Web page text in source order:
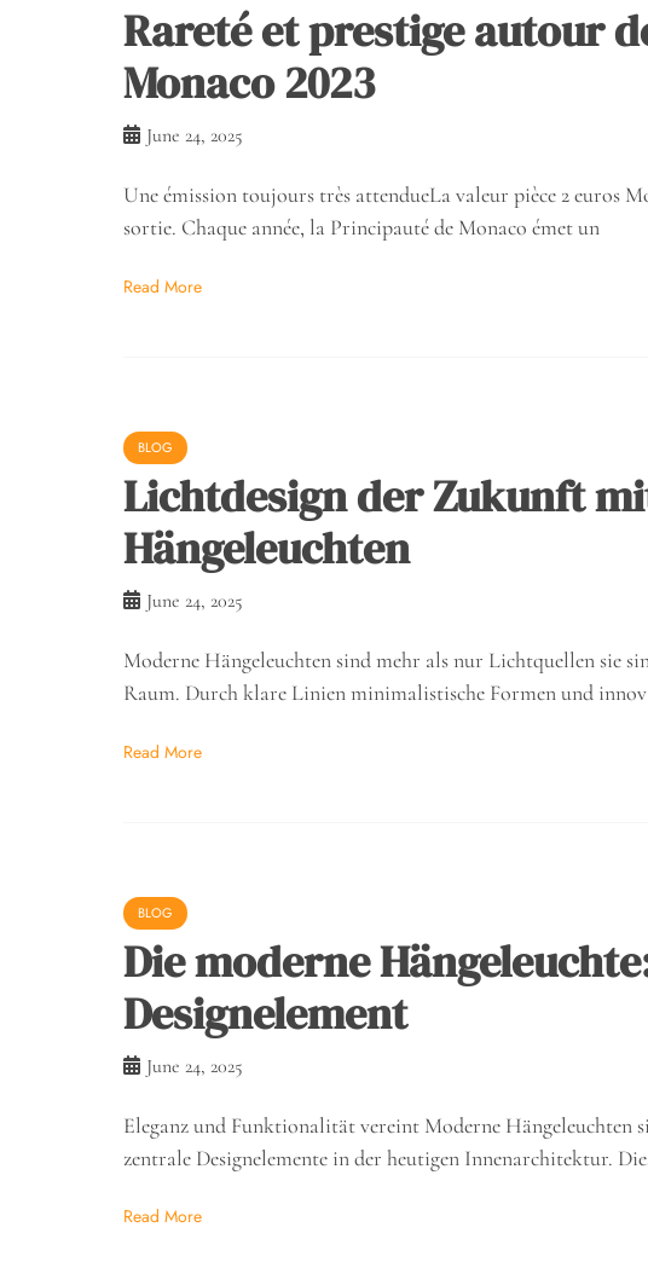
Rareté et prestige autour
Monaco 2023
June 24, 2025
Une émission toujours très attendueLa valeur pièce 2 euros
sortie. Chaque année, la Principauté de Monaco émet un
Read More
BLOG
Lichtdesign der Zukunft
Hängeleuchten
June 24, 2025
Moderne Hängeleuchten sind mehr als nur Lichtquellen sie
Raum. Durch klare Linien minimalistische Formen und
Read More
BLOG
Die moderne
Designelement
June 24, 2025
Eleganz und Funktionalität vereint Moderne Hängeleuchten
zentrale Designelemente in der heutigen Innenarchitektur.
Read More